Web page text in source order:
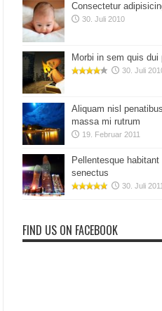
Consectetur
30. Juli 2010
Morbi in sem quis dui
30. Juli
Aliquam nisl
massa mi rutrum
19. Februar 2011
Pellentesque
senectus
30. Juli 2011
FIND US ON FACEBOOK